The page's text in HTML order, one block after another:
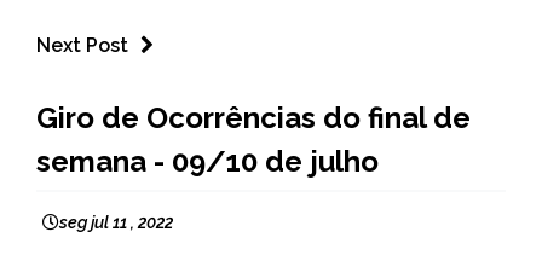
Next Post
NOTÍCIAS
Giro de Ocorrências do final de
semana - 09/10 de julho
seg jul 11 , 2022